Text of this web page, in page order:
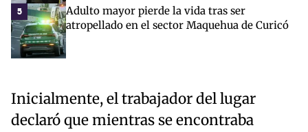
5
Adulto mayor pierde la vida tras ser
atropellado en el sector Maquehua de Curicó
Inicialmente, el trabajador del lugar
declaró que mientras se encontraba